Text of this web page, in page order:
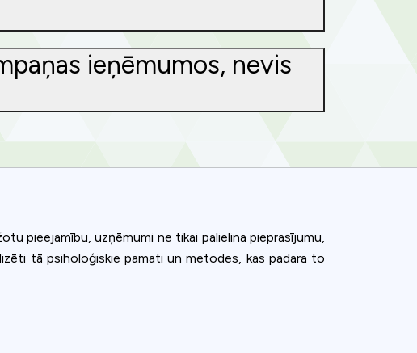
ieņēmumos, nevis
pieejamību, uzņēmumi ne tikai palielina pieprasījumu,
tā psiholoģiskie pamati un metodes, kas padara to